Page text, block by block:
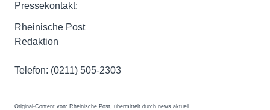
Pressekontakt:
Rheinische Post
Redaktion
Telefon: (0211) 505-2303
Original-Content von: Rheinische Post, übermittelt durch news aktuell